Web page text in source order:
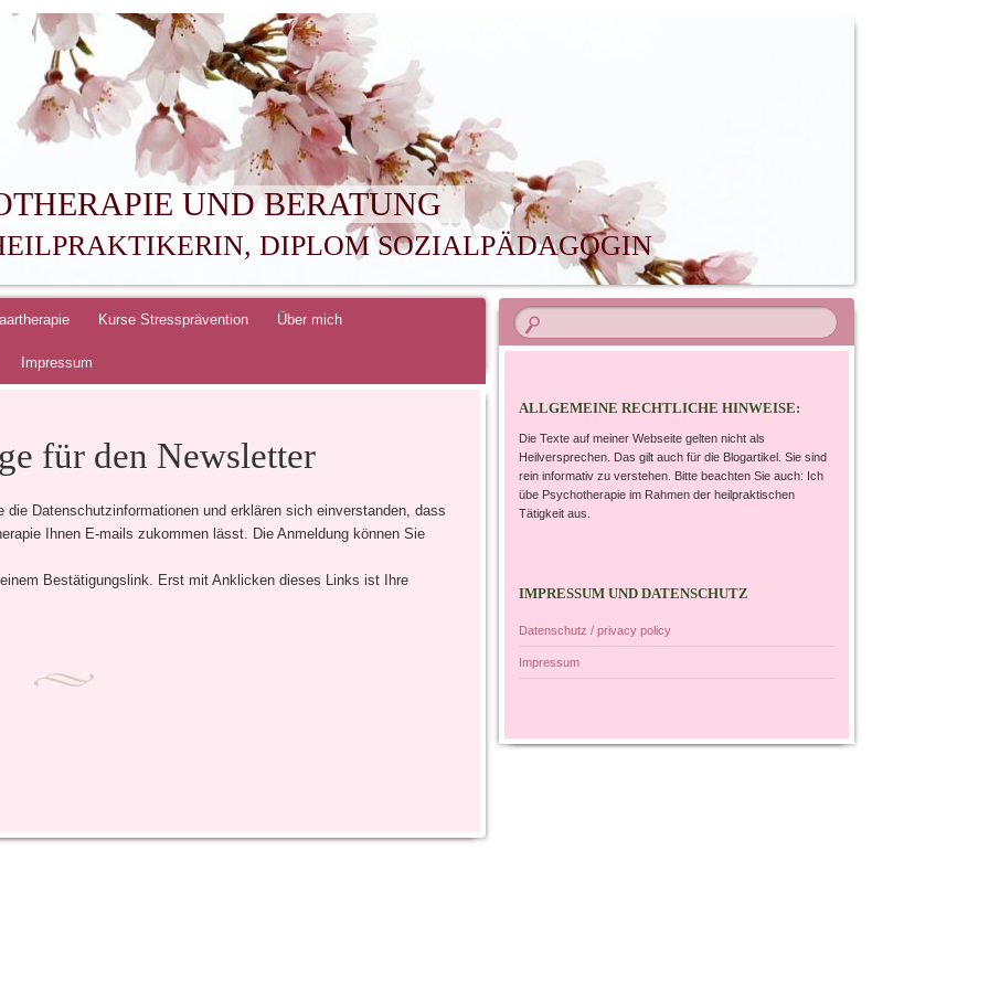
UND BERATUNG
DIPLOM SOZIALPÄDAGOGIN
Kurse Stressprävention Über mich
Impressum
für den Newsletter
Datenschutzinformationen und erklären sich einverstanden, dass
Ihnen E-mails zukommen lässt. Die Anmeldung können Sie
Bestätigungslink. Erst mit Anklicken dieses Links ist Ihre
ALLGEMEINE RECHTLICHE HINWEISE:
Die Texte auf meiner Webseite gelten nicht als
Heilversprechen. Das gilt auch für die Blogartikel. Sie sind
rein informativ zu verstehen. Bitte beachten Sie auch: Ich
übe Psychotherapie im Rahmen der heilpraktischen
Tätigkeit aus.
IMPRESSUM UND DATENSCHUTZ
Datenschutz / privacy policy
Impressum